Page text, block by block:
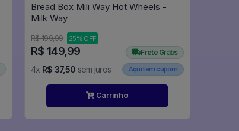
Bread Box Mili Way Hot Wheels -
Milk Way
R$ 199,99 25% OFF
R$ 149,99
4x R$ 37,50 sem juros
Frete Grátis
Aqui tem cupom
Carrinho